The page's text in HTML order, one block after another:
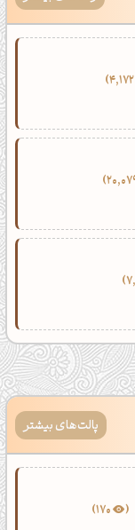
4,172
پالت‌های بیشتر